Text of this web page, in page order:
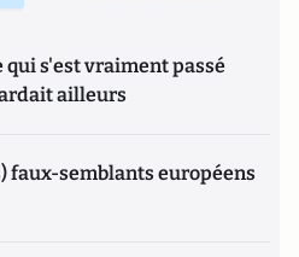
qui s'est vraiment passé
ailleurs
faux-semblants européens